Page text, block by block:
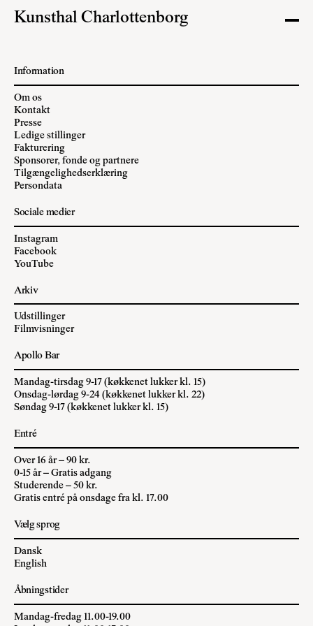
Kunsthal Charlottenborg
Information
Om os
Kontakt
Presse
Ledige stillinger
Fakturering
Sponsorer, fonde og partnere
Tilgængelighedserklæring
Persondata
Sociale medier
Instagram
Facebook
YouTube
Arkiv
Udstillinger
Filmvisninger
Apollo Bar
Mandag-tirsdag 9-17 (køkkenet lukker kl. 15)
Onsdag-lørdag 9-24 (køkkenet lukker kl. 22)
Søndag 9-17 (køkkenet lukker kl. 15)
Entré
Over 16 år – 90 kr.
0-15 år – Gratis adgang
Studerende – 50 kr.
Gratis entré på onsdage fra kl. 17.00
Vælg sprog
Dansk
English
Åbningstider
Mandag-fredag 11.00-19.00